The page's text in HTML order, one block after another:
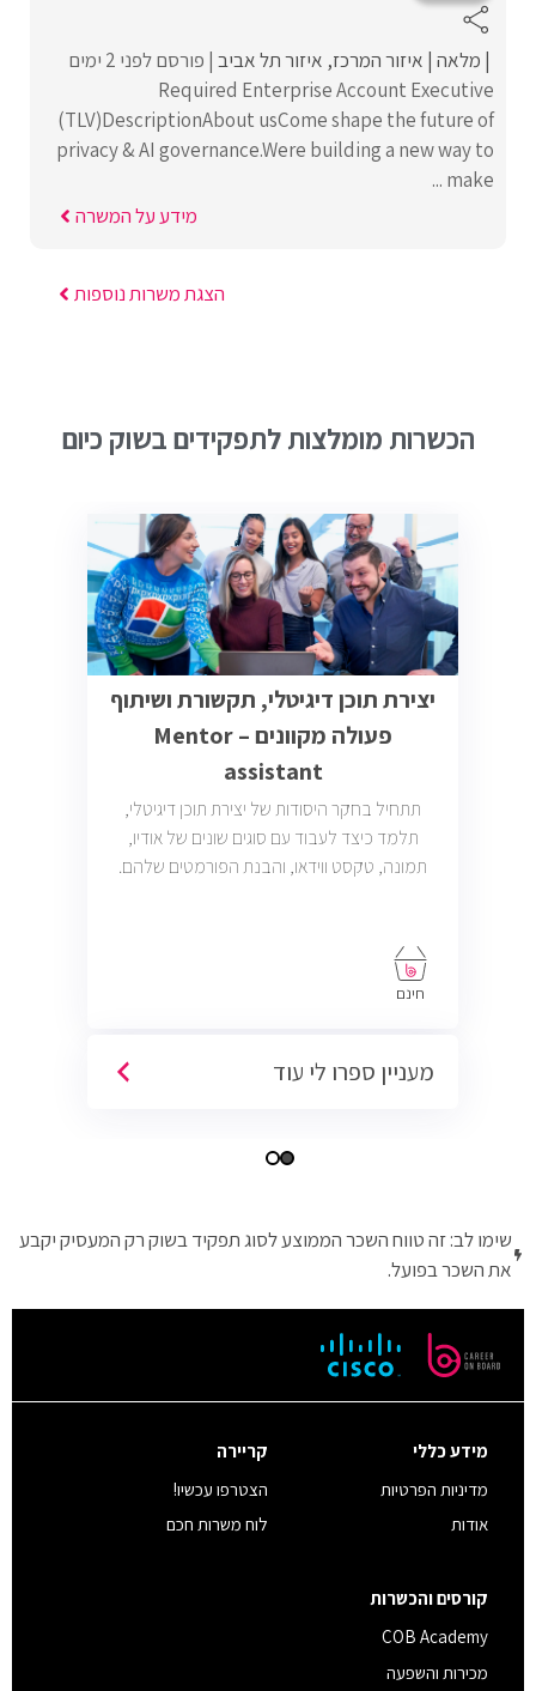
מלאה איזור המרכז איזור תל אביב פורסם לפני 2 ימים
Required Enterprise Account Executive
(TLV)DescriptionAbout usCome shape the future of
privacy & AI governance.Were building a new way to
make ...
מידע על המשרה
הצגת משרות נוספות
הכשרות מומלצות לתפקידים בשוק כיום
יצירת תוכן דיגיטלי, תקשורת ושיתוף
פעולה מקוונים – Mentor
assistant
תתחיל בחקר היסודות של יצירת תוכן דיגיטלי,
תלמד כיצד לעבוד עם סוגים שונים של אודיו,
תמונה, טקסט ווידאו, והבנת הפורמטים שלהם.
חינם
מעניין ספרו לי עוד
שימו לב: זה טווח השכר הממוצע לסוג תפקיד בשוק רק המעסיק יקבע
את השכר בפועל.
מידע כללי
מדיניות הפרטיות
אודות
קריירה
הצטרפו עכשיו!
לוח משרות חכם
קורסים והכשרות
COB Academy
מכירות והשפעה